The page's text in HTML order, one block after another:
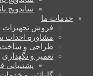
ساندویچ
خدمات ما
فروش تجهیزات
مشاوره احداث
طراحی و ساخت
تعمیر و نگهداری
پشتیبانی